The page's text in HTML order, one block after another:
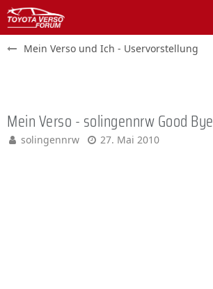
Mein Verso und Ich - Uservorstellung
Mein Verso - solingennrw Good Bye
solingennrw 27. Mai 2010